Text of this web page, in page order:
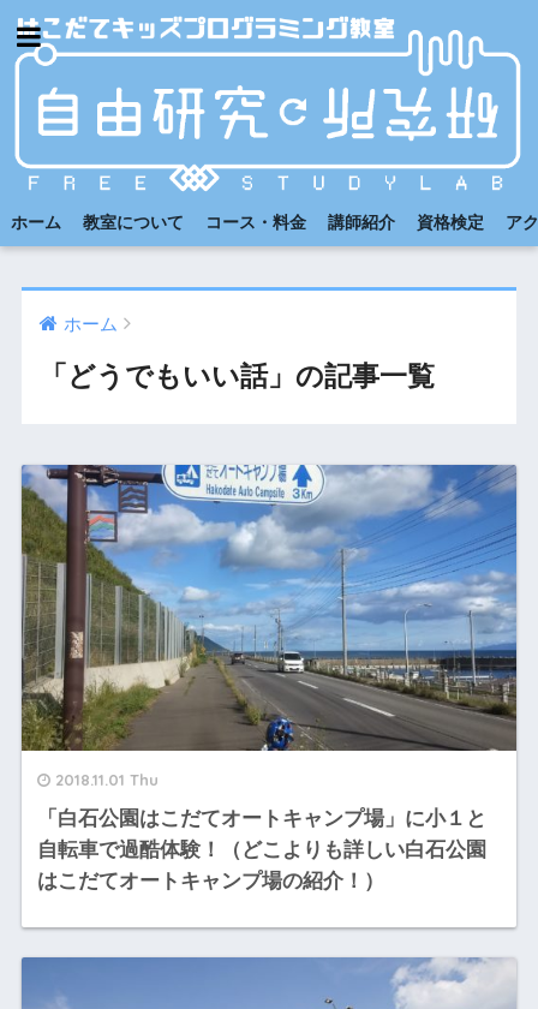
ホーム 教室について コース・料金 講師紹介 資格検定 ア
ホーム
「どうでもいい話」の記事一覧
2018.11.01 Thu
「白石公園はこだてオートキャンプ場」に小１と
自転車で過酷体験！（どこよりも詳しい白石公園
はこだてオートキャンプ場の紹介！）